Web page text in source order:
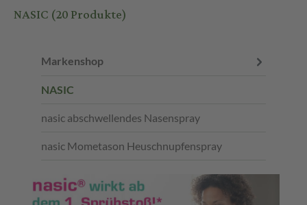
NASIC(20 Produkte)
Markenshop
NASIC
nasic abschwellendes Nasenspray
nasic Mometason Heuschnupfenspray